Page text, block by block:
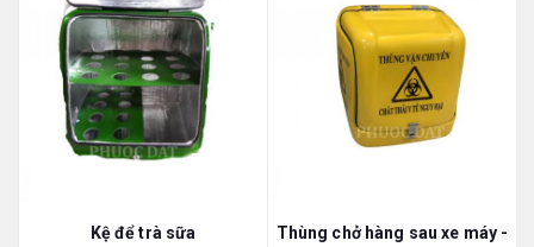
Kệ để trà sữa
Thùng chở hàng sau xe máy -